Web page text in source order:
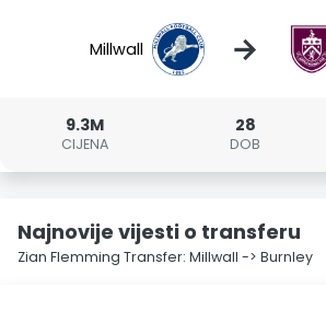
Millwall →
9.3M
CIJENA
28
DOB
Najnovije vijesti o transferu
Zian Flemming Transfer: Millwall -> Burnley